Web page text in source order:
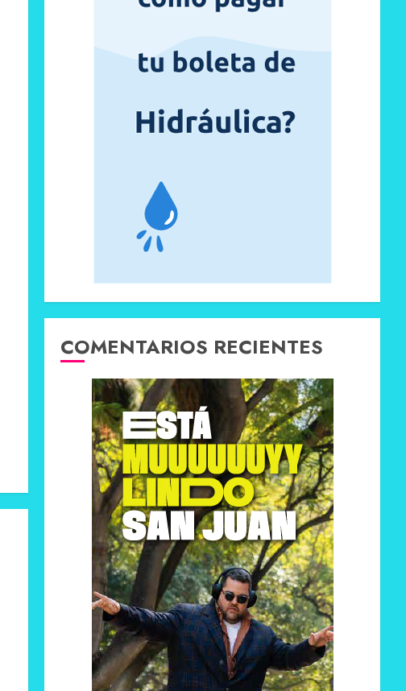
COMENTARIOS RECIENTES